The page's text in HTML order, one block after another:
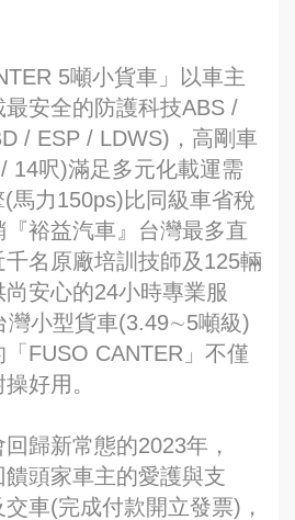
5噸小貨車」以車主
安全的防護科技ABS /
/ ESP / LDWS)，高剛車
14呎)滿足多元化載運需
馬力150ps)比同級車省稅
裕益汽車』台灣最多直
名原廠培訓技師及125輛
安心的24小時專業服
灣小型貨車(3.49∼5噸級)
FUSO CANTER」不僅
好用。
歸新常態的2023年，
饋頭家車主的愛護與支
車(完成付款開立發票)，